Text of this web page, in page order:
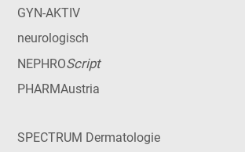
GYN-AKTIV
neurologisch
NEPHROScript
PHARMAustria
SPECTRUM Dermatologie